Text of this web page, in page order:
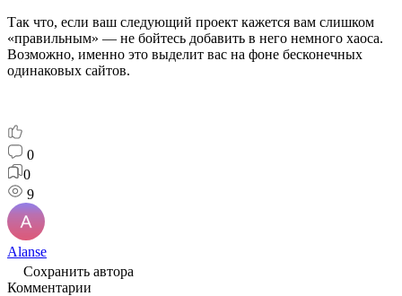
Так что, если ваш следующий проект кажется вам слишком
«правильным» — не бойтесь добавить в него немного хаоса.
Возможно, именно это выделит вас на фоне бесконечных
одинаковых сайтов.
0
0
9
Alanse
Сохранить автора
Комментарии